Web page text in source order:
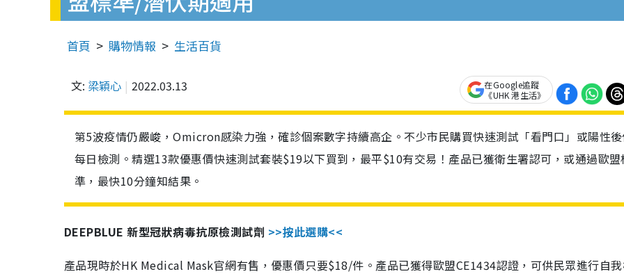
首頁 購物情報 生活百貨
文: 梁穎心 2022.03.13
在Google追蹤
《UHK 港生活》
第5波疫情仍嚴峻，Omicron感染力強，確診個案數字持續高企。不少市民購買快速測試「看門口」或陽性
每日檢測。精選13款優惠價快速測試套裝$19以下買到，最平$10有交易！產品已獲衛生署認可，或通過歐盟
準，最快10分鐘知結果。
DEEPBLUE 新型冠狀病毒抗原檢測試劑 >>按此選購<<
產品現時於HK Medical Mask官網有售，優惠價只要$18/件。產品已獲得歐盟CE1434認證，可供民眾進行自